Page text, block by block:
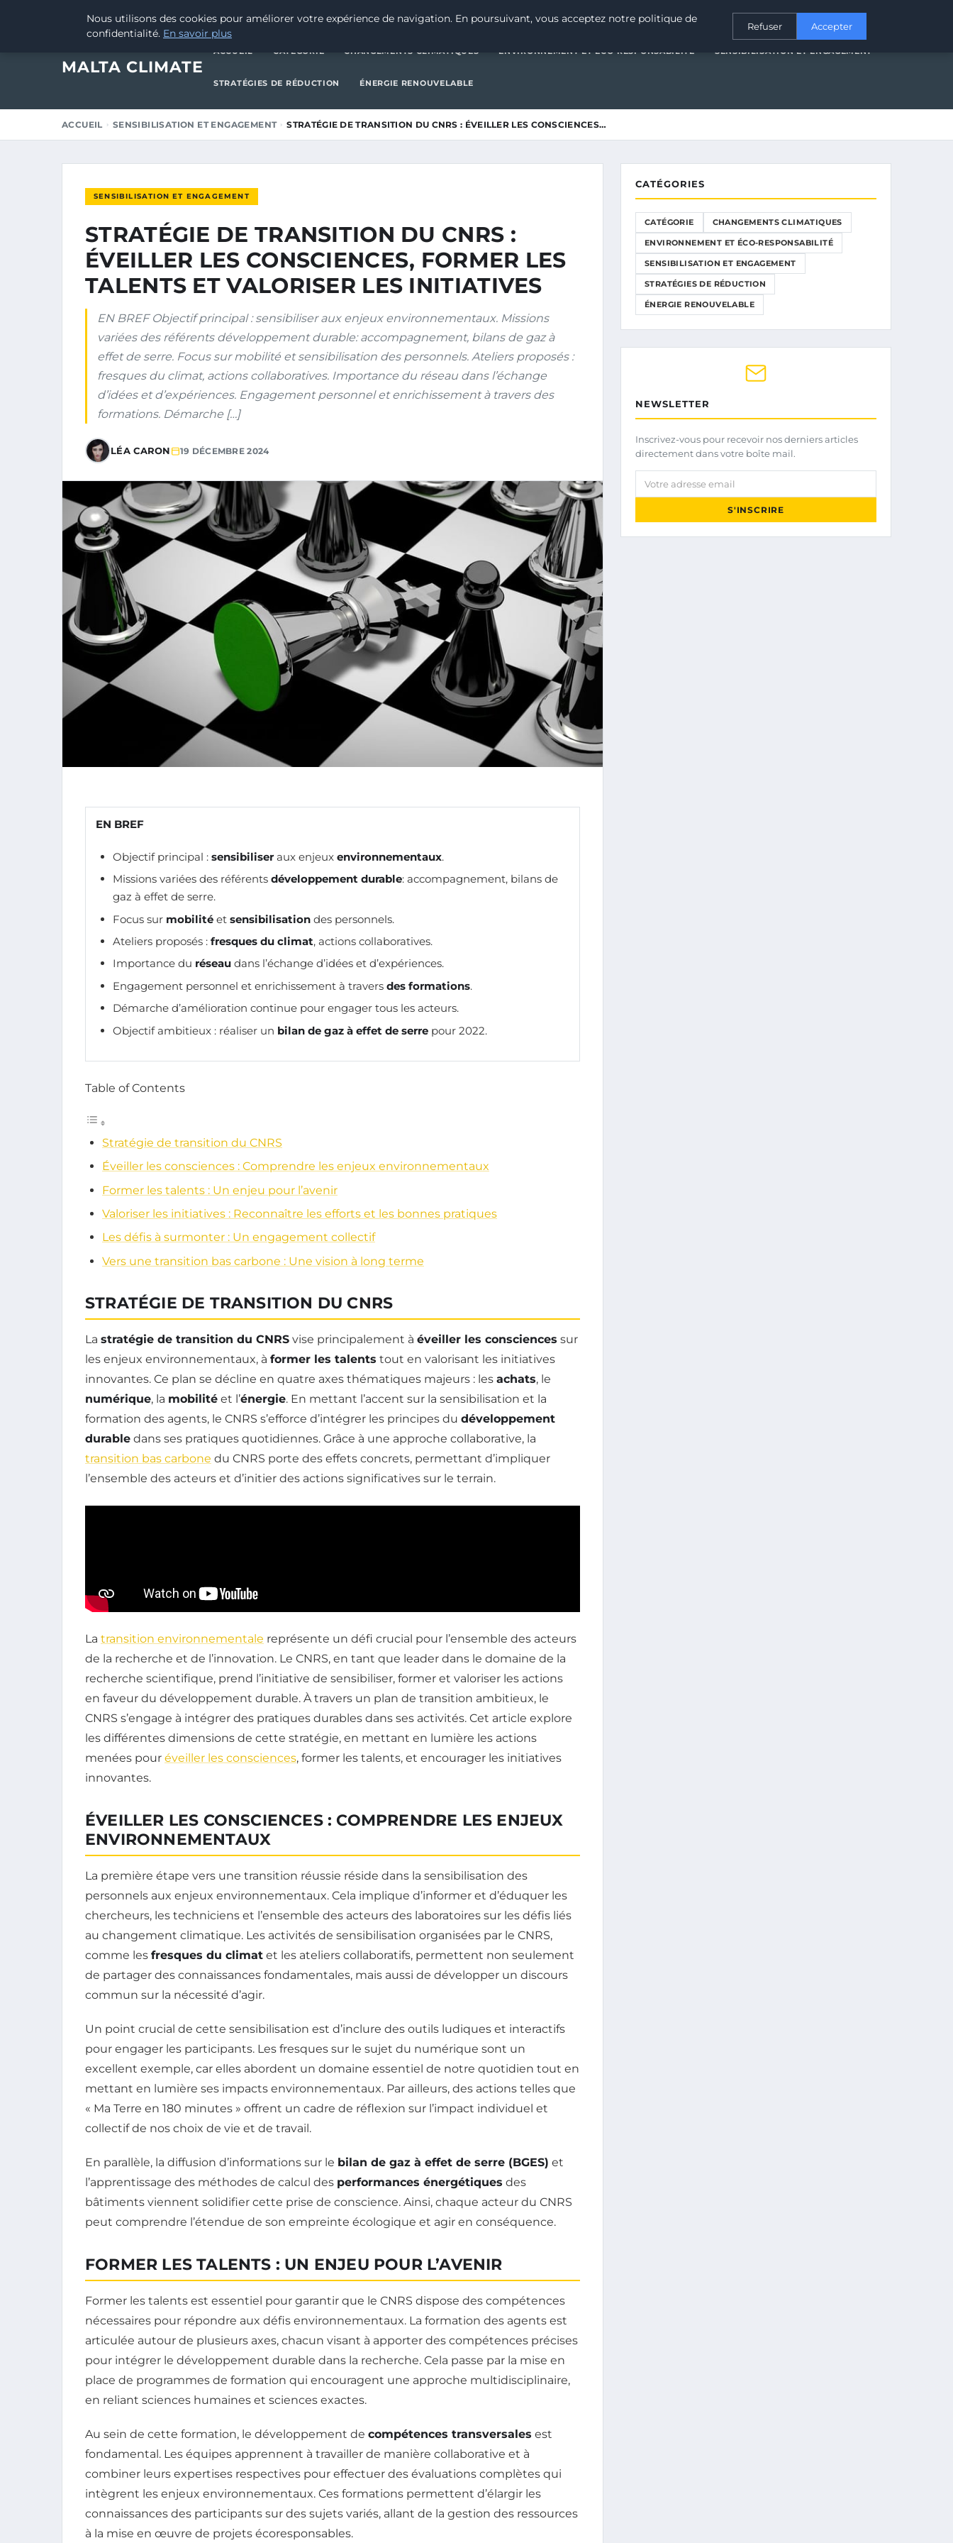
19 DÉCEMBRE 2024 CATÉGORIE CHANGEMENTS CLIMATIQUES ENVIRONNEMENT ET ÉCO-RESPONSABILITÉSENSIBILISATION ET ENGAGEMENT
MALTA CLIMATE
ACCUEIL CATÉGORIE CHANGEMENTS CLIMATIQUES ENVIRONNEMENT ET ÉCO-RESPONSABILITÉ SENSIBILISATION ET ENGAGEMENT
STRATÉGIES DE RÉDUCTION ÉNERGIE RENOUVELABLE
ACCUEIL SENSIBILISATION ET ENGAGEMENT STRATÉGIE DE TRANSITION DU CNRS : ÉVEILLER LES CONSCIENCES…
SENSIBILISATION ET ENGAGEMENT
STRATÉGIE DE TRANSITION DU CNRS :
ÉVEILLER LES CONSCIENCES, FORMER LES
TALENTS ET VALORISER LES INITIATIVES
EN BREF Objectif principal : sensibiliser aux enjeux environnementaux. Missions
variées des référents développement durable: accompagnement, bilans de gaz à
effet de serre. Focus sur mobilité et sensibilisation des personnels. Ateliers proposés :
fresques du climat, actions collaboratives. Importance du réseau dans l’échange
d’idées et d’expériences. Engagement personnel et enrichissement à travers des
formations. Démarche […]
LÉA CARON 19 DÉCEMBRE 2024
EN BREF
Objectif principal : sensibiliser aux enjeux environnementaux.
Missions variées des référents développement durable: accompagnement, bilans de
gaz à effet de serre.
Focus sur mobilité et sensibilisation des personnels.
Ateliers proposés : fresques du climat, actions collaboratives.
Importance du réseau dans l’échange d’idées et d’expériences.
Engagement personnel et enrichissement à travers des formations.
Démarche d’amélioration continue pour engager tous les acteurs.
Objectif ambitieux : réaliser un bilan de gaz à effet de serre pour 2022.
Table of Contents
Stratégie de transition du CNRS
Éveiller les consciences : Comprendre les enjeux environnementaux
Former les talents : Un enjeu pour l’avenir
Valoriser les initiatives : Reconnaître les efforts et les bonnes pratiques
Les défis à surmonter : Un engagement collectif
Vers une transition bas carbone : Une vision à long terme
STRATÉGIE DE TRANSITION DU CNRS
La stratégie de transition du CNRS vise principalement à éveiller les consciences sur
les enjeux environnementaux, à former les talents tout en valorisant les initiatives
innovantes. Ce plan se décline en quatre axes thématiques majeurs : les achats, le
numérique, la mobilité et l’énergie. En mettant l’accent sur la sensibilisation et la
formation des agents, le CNRS s’efforce d’intégrer les principes du développement
durable dans ses pratiques quotidiennes. Grâce à une approche collaborative, la
transition bas carbone du CNRS porte des effets concrets, permettant d’impliquer
l’ensemble des acteurs et d’initier des actions significatives sur le terrain.
La transition environnementale représente un défi crucial pour l’ensemble des acteurs
de la recherche et de l’innovation. Le CNRS, en tant que leader dans le domaine de la
recherche scientifique, prend l’initiative de sensibiliser, former et valoriser les actions
en faveur du développement durable. À travers un plan de transition ambitieux, le
CNRS s’engage à intégrer des pratiques durables dans ses activités. Cet article explore
les différentes dimensions de cette stratégie, en mettant en lumière les actions
menées pour éveiller les consciences, former les talents, et encourager les initiatives
innovantes.
ÉVEILLER LES CONSCIENCES : COMPRENDRE LES ENJEUX
ENVIRONNEMENTAUX
La première étape vers une transition réussie réside dans la sensibilisation des
personnels aux enjeux environnementaux. Cela implique d’informer et d’éduquer les
chercheurs, les techniciens et l’ensemble des acteurs des laboratoires sur les défis liés
au changement climatique. Les activités de sensibilisation organisées par le CNRS,
comme les fresques du climat et les ateliers collaboratifs, permettent non seulement
de partager des connaissances fondamentales, mais aussi de développer un discours
commun sur la nécessité d’agir.
Un point crucial de cette sensibilisation est d’inclure des outils ludiques et interactifs
pour engager les participants. Les fresques sur le sujet du numérique sont un
excellent exemple, car elles abordent un domaine essentiel de notre quotidien tout en
mettant en lumière ses impacts environnementaux. Par ailleurs, des actions telles que
« Ma Terre en 180 minutes » offrent un cadre de réflexion sur l’impact individuel et
collectif de nos choix de vie et de travail.
En parallèle, la diffusion d’informations sur le bilan de gaz à effet de serre (BGES) et
l’apprentissage des méthodes de calcul des performances énergétiques des
bâtiments viennent solidifier cette prise de conscience. Ainsi, chaque acteur du CNRS
peut comprendre l’étendue de son empreinte écologique et agir en conséquence.
FORMER LES TALENTS : UN ENJEU POUR L’AVENIR
Former les talents est essentiel pour garantir que le CNRS dispose des compétences
nécessaires pour répondre aux défis environnementaux. La formation des agents est
articulée autour de plusieurs axes, chacun visant à apporter des compétences précises
pour intégrer le développement durable dans la recherche. Cela passe par la mise en
place de programmes de formation qui encouragent une approche multidisciplinaire,
en reliant sciences humaines et sciences exactes.
Au sein de cette formation, le développement de compétences transversales est
fondamental. Les équipes apprennent à travailler de manière collaborative et à
combiner leurs expertises respectives pour effectuer des évaluations complètes qui
intègrent les enjeux environnementaux. Ces formations permettent d’élargir les
connaissances des participants sur des sujets variés, allant de la gestion des ressources
à la mise en œuvre de projets écoresponsables.
CATÉGORIES
CATÉGORIE CHANGEMENTS CLIMATIQUES
ENVIRONNEMENT ET ÉCO-RESPONSABILITÉ
SENSIBILISATION ET ENGAGEMENT
STRATÉGIES DE RÉDUCTION
ÉNERGIE RENOUVELABLE
NEWSLETTER
Inscrivez-vous pour recevoir nos derniers articles
directement dans votre boîte mail.
Votre adresse email
S'INSCRIRE
Nous utilisons des cookies pour améliorer votre expérience de navigation. En poursuivant, vous acceptez notre politique de
confidentialité. En savoir plus
Refuser Accepter